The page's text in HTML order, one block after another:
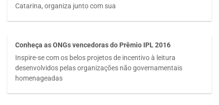
Catarina, organiza junto com sua
Conheça as ONGs vencedoras do Prêmio IPL 2016
Inspire-se com os belos projetos de incentivo à leitura
desenvolvidos pelas organizações não governamentais
homenageadas